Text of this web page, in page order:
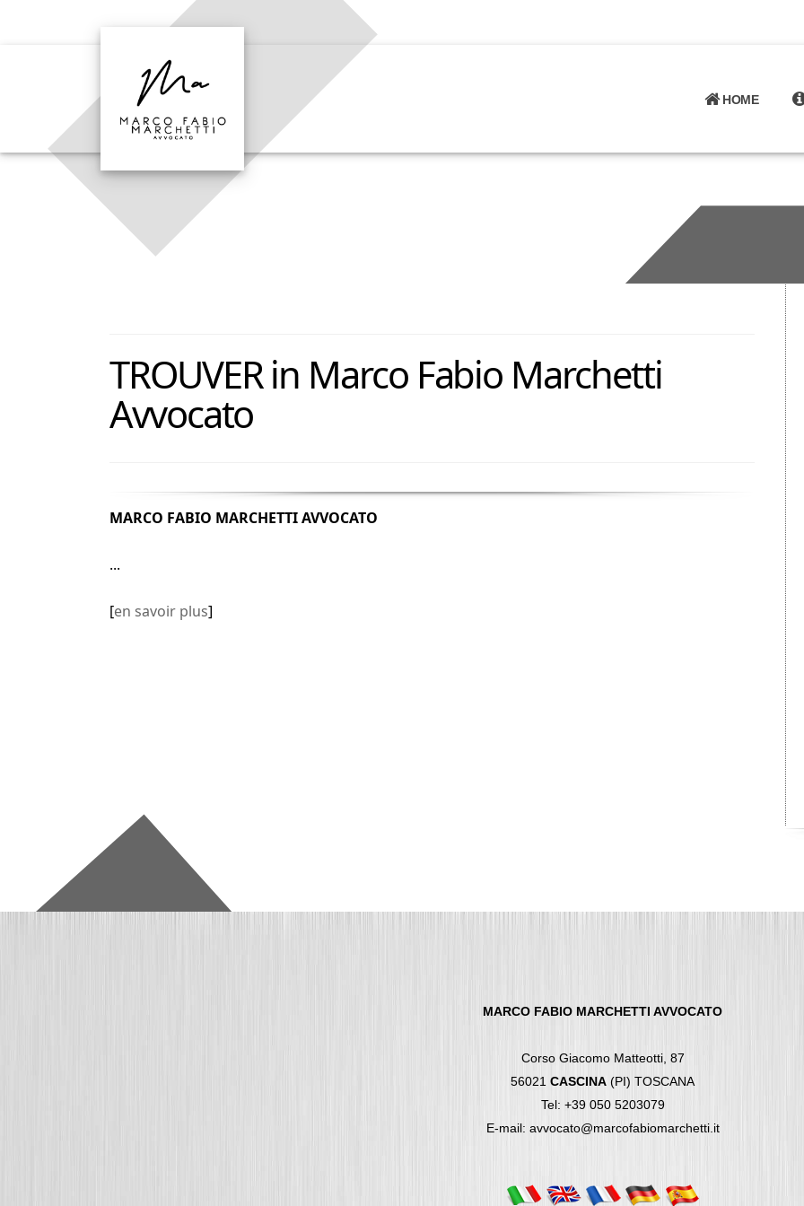
HOME
TROUVER in Marco Fabio Marchetti
Avvocato
MARCO FABIO MARCHETTI AVVOCATO
...
[en savoir plus]
MARCO FABIO MARCHETTI AVVOCATO
Corso Giacomo Matteotti, 87
56021CASCINA (PI) TOSCANA
Tel: +39 050 5203079
E-mail: avvocato@marcofabiomarchetti.it